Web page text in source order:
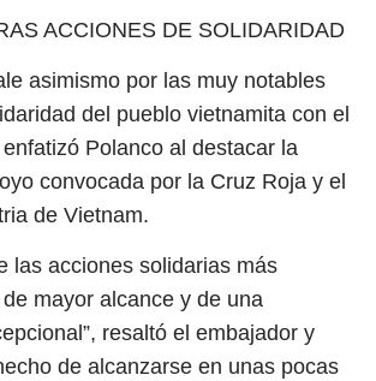
ACCIONES DE SOLIDARIDAD
asimismo por las muy notables
del pueblo vietnamita con el
Polanco al destacar la
convocada por la Cruz Roja y el
de Vietnam.
las acciones solidarias más
mayor alcance y de una
resaltó el embajador y
de alcanzarse en unas pocas